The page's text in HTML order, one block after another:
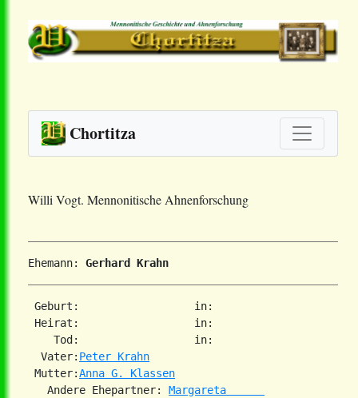
Chortitza
Willi Vogt. Mennonitische Ahnenforschung
Ehemann: Gerhard Krahn
Geburt:                  in:
Heirat:                  in:
    Tod:                  in:
  Vater:
Peter Krahn
Mutter:Anna G. Klassen
   Andere Ehepartner:
Margareta